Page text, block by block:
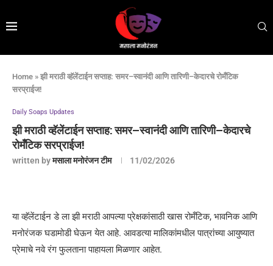
Home » झी मराठी व्हॅलेंटाईन सप्ताह: समर–स्वानंदी आणि तारिणी–केदारचे रोमँटिक
सरप्राईज!
Daily Soaps Updates
झी मराठी व्हॅलेंटाईन सप्ताह: समर–स्वानंदी आणि तारिणी–केदारचे
रोमँटिक सरप्राईज!
written byमसाला मनोरंजन टीम 11/02/2026
या व्हॅलेंटाईन डे ला झी मराठी आपल्या प्रेक्षकांसाठी खास रोमँटिक, भावनिक आणि
मनोरंजक घडामोडी घेऊन येत आहे. आवडत्या मालिकांमधील पात्रांच्या आयुष्यात
प्रेमाचे नवे रंग फुलताना पाहायला मिळणार आहेत.